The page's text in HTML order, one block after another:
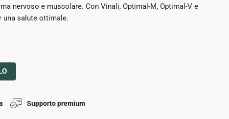
nervoso e muscolare. Con Vinali, Optimal-M, Optimal-V e
una salute ottimale.
Supporto premium